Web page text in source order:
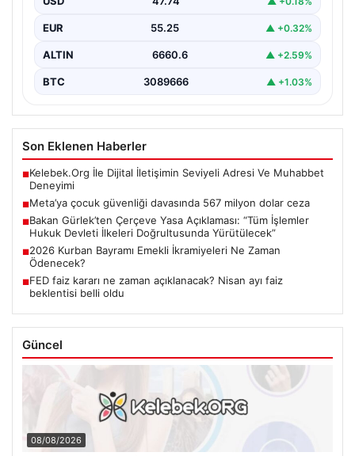
EUR 55.25 ▲ +0.32%
ALTIN 6660.6 ▲ +2.59%
BTC 3089666 ▲ +1.03%
Son Eklenen Haberler
■Kelebek.Org İle Dijital İletişimin Seviyeli Adresi Ve Muhabbet
Deneyimi
■Meta’ya çocuk güvenliği davasında 567 milyon dolar ceza
■Bakan Gürlek’ten Çerçeve Yasa Açıklaması: “Tüm İşlemler
Hukuk Devleti İlkeleri Doğrultusunda Yürütülecek”
■2026 Kurban Bayramı Emekli İkramiyeleri Ne Zaman
Ödenecek?
■FED faiz kararı ne zaman açıklanacak? Nisan ayı faiz
beklentisi belli oldu
Güncel
08/08/2026